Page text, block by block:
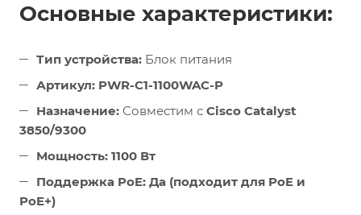
Основные характеристики:
Тип устройства: Блок питания
Артикул: PWR-C1-1100WAC-P
Назначение: Совместим с Cisco Catalyst
3850/9300
Мощность: 1100 Вт
Поддержка PoE: Да (подходит для PoE и
PoE+)